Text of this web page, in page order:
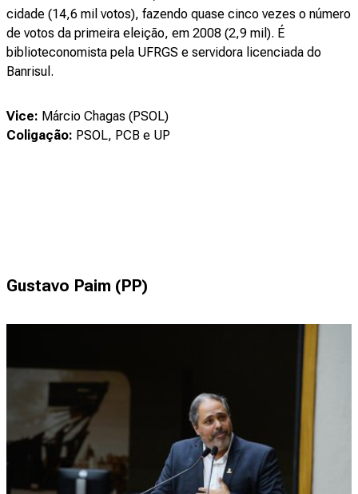
cidade (14,6 mil votos), fazendo quase cinco vezes o número
de votos da primeira eleição, em 2008 (2,9 mil). É
biblioteconomista pela UFRGS e servidora licenciada do
Banrisul.
Vice: Márcio Chagas (PSOL)
Coligação: PSOL, PCB e UP
Gustavo Paim (PP)